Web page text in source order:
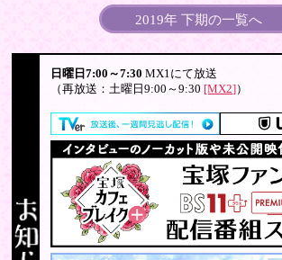
2019年 下期の一覧へ
日曜日7:00～7:30 MX1にて放送
（再放送：土曜日9:00～9:30 [MX2]）